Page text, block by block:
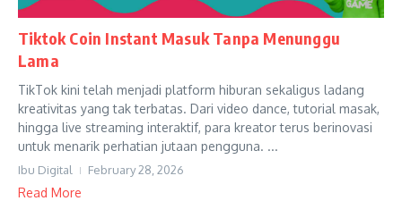
Tiktok Coin Instant Masuk Tanpa Menunggu
Lama
TikTok kini telah menjadi platform hiburan sekaligus ladang
kreativitas yang tak terbatas. Dari video dance, tutorial masak,
hingga live streaming interaktif, para kreator terus berinovasi
untuk menarik perhatian jutaan pengguna. ...
Ibu Digital February 28, 2026
Read More